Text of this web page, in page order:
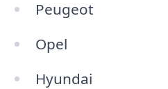
Peugeot
Opel
Hyundai